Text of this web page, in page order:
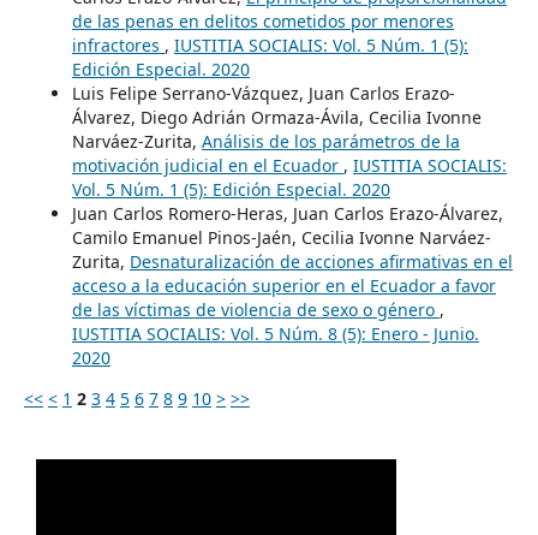
de las penas en delitos cometidos por menores
infractores , IUSTITIA SOCIALIS: Vol. 5 Núm. 1 (5):
Edición Especial. 2020
Luis Felipe Serrano-Vázquez, Juan Carlos Erazo-
Álvarez, Diego Adrián Ormaza-Ávila, Cecilia Ivonne
Narváez-Zurita, Análisis de los parámetros de la
motivación judicial en el Ecuador , IUSTITIA SOCIALIS:
Vol. 5 Núm. 1 (5): Edición Especial. 2020
Juan Carlos Romero-Heras, Juan Carlos Erazo-Álvarez,
Camilo Emanuel Pinos-Jaén, Cecilia Ivonne Narváez-
Zurita, Desnaturalización de acciones afirmativas en el
acceso a la educación superior en el Ecuador a favor
de las víctimas de violencia de sexo o género ,
IUSTITIA SOCIALIS: Vol. 5 Núm. 8 (5): Enero - Junio.
2020
<< < 1 2 3 4 5 6 7 8 9 10 > >>